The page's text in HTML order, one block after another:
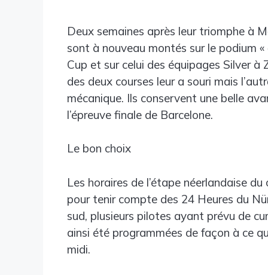
Deux semaines après leur triomphe à
sont à nouveau montés sur le podium
Cup et sur celui des équipages Silver
des deux courses leur a souri mais
mécanique. Ils conservent une belle
l’épreuve finale de Barcelone.
Le bon choix
Les horaires de l’étape néerlandaise
pour tenir compte des 24 Heures du
sud, plusieurs pilotes ayant prévu de
ainsi été programmées de façon à ce
midi.